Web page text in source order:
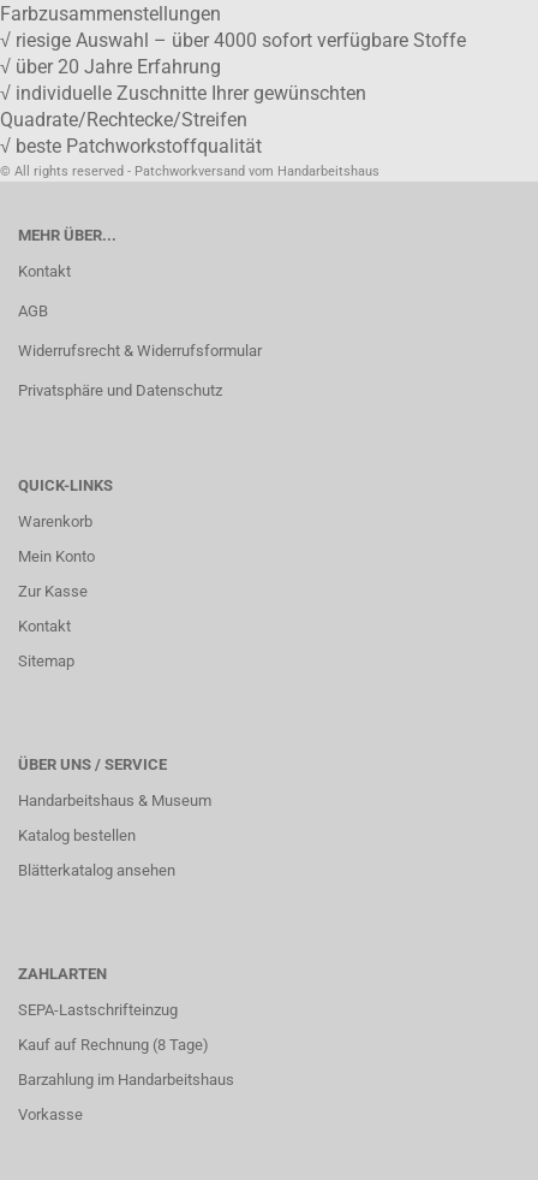
Farbzusammenstellungen
√ riesige Auswahl – über 4000 sofort verfügbare Stoffe
√ über 20 Jahre Erfahrung
√ individuelle Zuschnitte Ihrer gewünschten
Quadrate/Rechtecke/Streifen
√ beste Patchworkstoffqualität
© All rights reserved - Patchworkversand vom Handarbeitshaus
MEHR ÜBER...
Kontakt
AGB
Widerrufsrecht & Widerrufsformular
Privatsphäre und Datenschutz
QUICK-LINKS
Warenkorb
Mein Konto
Zur Kasse
Kontakt
Sitemap
ÜBER UNS / SERVICE
Handarbeitshaus & Museum
Katalog bestellen
Blätterkatalog ansehen
ZAHLARTEN
SEPA-Lastschrifteinzug
Kauf auf Rechnung (8 Tage)
Barzahlung im Handarbeitshaus
Vorkasse